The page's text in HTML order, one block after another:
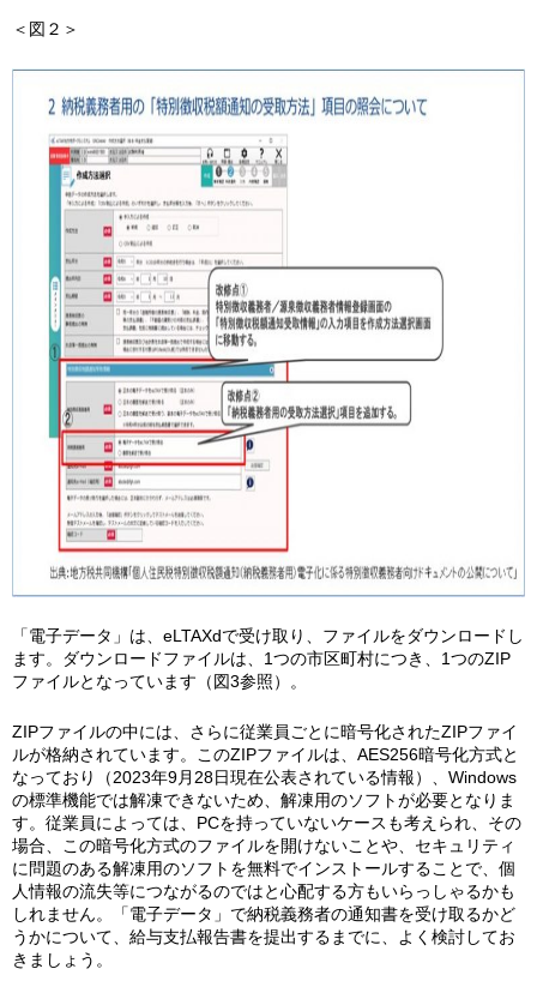
＜図２＞
「電子データ」は、eLTAXdで受け取り、ファイルをダウンロードし
ます。ダウンロードファイルは、1つの市区町村につき、1つのZIP
ファイルとなっています（図3参照）。
ZIPファイルの中には、さらに従業員ごとに暗号化されたZIPファイ
ルが格納されています。このZIPファイルは、AES256暗号化方式と
なっており（2023年9月28日現在公表されている情報）、Windows
の標準機能では解凍できないため、解凍用のソフトが必要となりま
す。従業員によっては、PCを持っていないケースも考えられ、その
場合、この暗号化方式のファイルを開けないことや、セキュリティ
に問題のある解凍用のソフトを無料でインストールすることで、個
人情報の流失等につながるのではと心配する方もいらっしゃるかも
しれません。「電子データ」で納税義務者の通知書を受け取るかど
うかについて、給与支払報告書を提出するまでに、よく検討してお
きましょう。